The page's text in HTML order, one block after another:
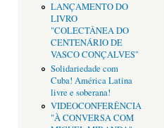
LANÇAMENTO DO
LIVRO
"COLECTÂNEA DO
CENTENÁRIO DE
VASCO CONÇALVES"
Solidariedade com
Cuba! América Latina
livre e soberana!
VIDEOCONFERÊNCIA
"À CONVERSA COM